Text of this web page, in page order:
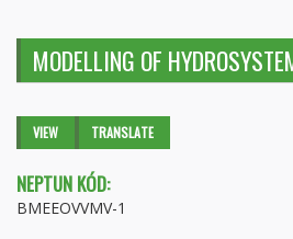
MODELLING OF
Primary tabs
VIEW (ACTIVETRANSLATE
NEPTUN KÓD:
BMEEOVVMV-1